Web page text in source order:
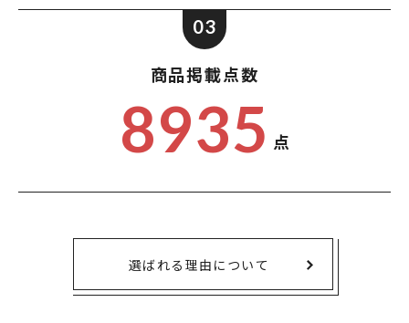
03
商品掲載点数
8935 点
選ばれる理由について